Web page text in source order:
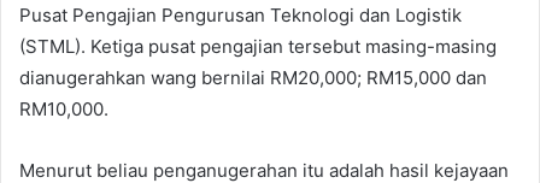
Pusat Pengajian Pengurusan Teknologi dan Logistik
(STML). Ketiga pusat pengajian tersebut masing-masing
dianugerahkan wang bernilai RM20,000; RM15,000 dan
RM10,000.
Menurut beliau penganugerahan itu adalah hasil kejayaan